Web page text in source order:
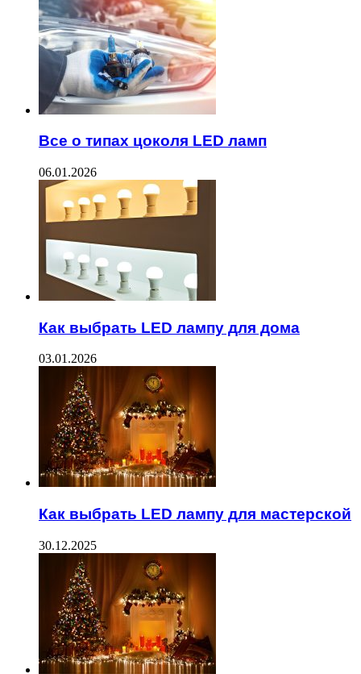
Все о типах цоколя LED ламп
06.01.2026
Как выбрать LED лампу для дома
03.01.2026
Как выбрать LED лампу для мастерской
30.12.2025